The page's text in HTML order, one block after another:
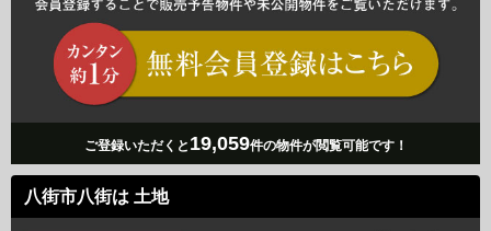
ご登録いただくと 19,059件の物件が閲覧可能です！
八街市八街は 土地